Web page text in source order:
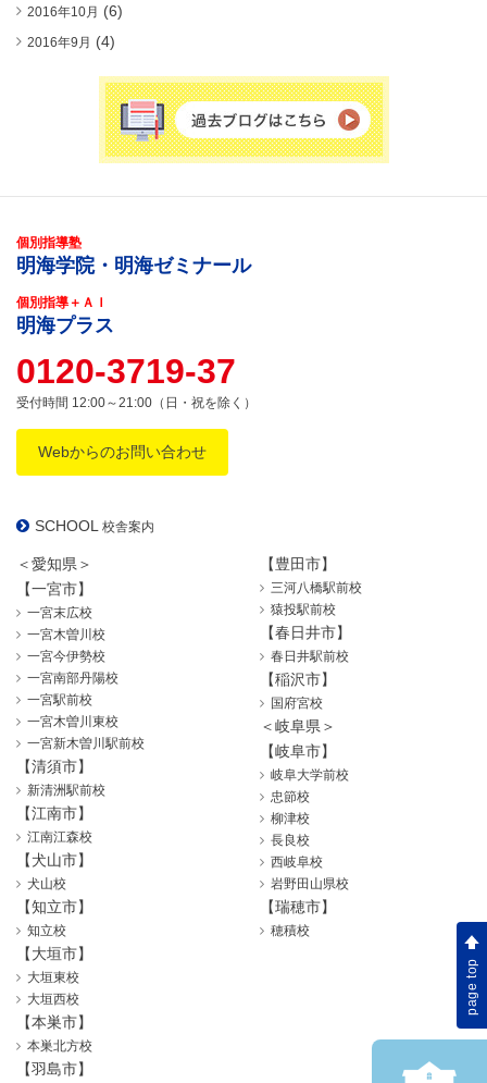
2016年10月 (6)
2016年9月 (4)
個別指導塾
明海学院・明海ゼミナール
個別指導＋ＡＩ
明海プラス
0120-3719-37
受付時間 12:00～21:00（日・祝を除く）
Webからのお問い合わせ
SCHOOL 校舎案内
＜愛知県＞
【一宮市】
一宮末広校
一宮木曽川校
一宮今伊勢校
一宮南部丹陽校
一宮駅前校
一宮木曽川東校
一宮新木曽川駅前校
【清須市】
新清洲駅前校
【江南市】
江南江森校
【犬山市】
犬山校
【知立市】
知立校
【豊田市】
三河八橋駅前校
猿投駅前校
【春日井市】
春日井駅前校
【稲沢市】
国府宮校
＜岐阜県＞
【岐阜市】
岐阜大学前校
忠節校
柳津校
長良校
西岐阜校
岩野田山県校
【瑞穂市】
穂積校
【大垣市】
大垣東校
大垣西校
【本巣市】
本巣北方校
【羽島市】
page top